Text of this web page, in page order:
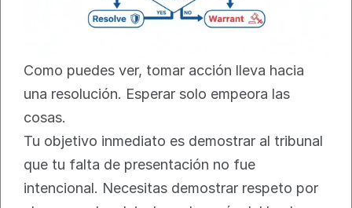
Como puedes ver, tomar acción lleva hacia
una resolución. Esperar solo empeora las
cosas.
Tu objetivo inmediato es demostrar al tribunal
que tu falta de presentación no fue
intencional. Necesitas demostrar respeto por